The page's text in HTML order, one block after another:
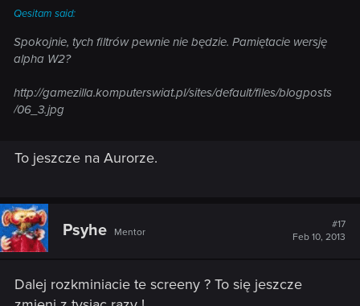
Qesitam said:
Spokojnie, tych filtrów pewnie nie będzie. Pamiętacie wersję
alpha W2?
http://gamezilla.komputerswiat.pl/sites/default/files/blogposts
/06_3.jpg
To jeszcze na Aurorze.
Psyhe Mentor
#17
Feb 10, 2013
Dalej rozkminiacie te screeny ? To się jeszcze